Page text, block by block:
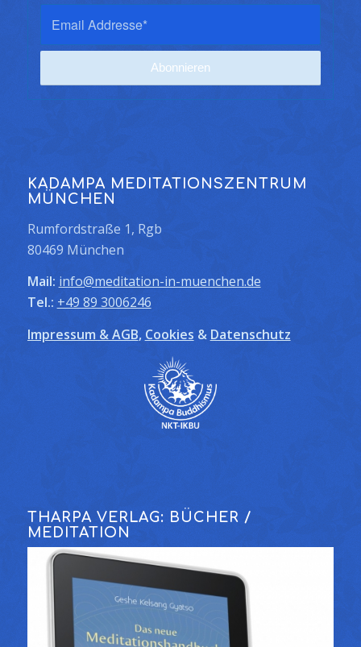
KADAMPA MEDITATIONSZENTRUM
MÜNCHEN
Rumfordstraße 1, Rgb
80469 München
Mail: info@meditation-in-muenchen.de
Tel.: +49 89 3006246
Impressum & AGB, Cookies & Datenschutz
THARPA VERLAG: BÜCHER /
MEDITATION